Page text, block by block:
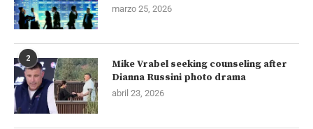
marzo 25, 2026
2
Mike Vrabel seeking counseling after
Dianna Russini photo drama
abril 23, 2026